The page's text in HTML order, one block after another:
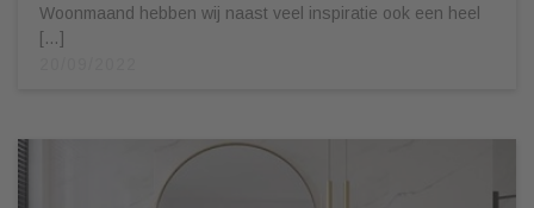
Woonmaand hebben wij naast veel inspiratie ook een heel
[…]